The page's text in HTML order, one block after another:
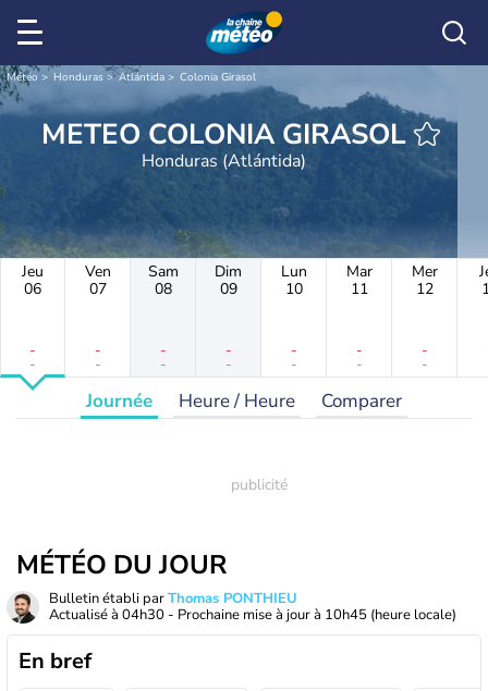
Météo Honduras Atlántida Colonia Girasol
METEO COLONIA GIRASOL
Honduras (Atlántida)
Jeu
06
-
-
Ven
07
-
-
Sam
08
-
-
Dim
09
-
-
Lun
10
-
-
Mar
11
-
-
Mer
12
-
-
Journée Heure / Heure Comparer
MÉTÉO DU JOUR
Bulletin établi parThomas PONTHIEU
Actualisé à 04h30 - Prochaine mise à jour à 10h45 (heure locale)
En bref